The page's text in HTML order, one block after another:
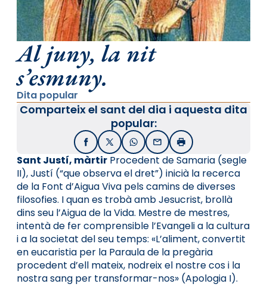
Al juny, la nit
s’esmuny.
Dita popular
Comparteix el sant del dia i aquesta dita
popular:
FacebookX / TwitterWhatsApp
EmailImprimir
Sant Justí, màrtir Procedent de Samaria (segle
II), Justí (“que observa el dret”) inicià la recerca
de la Font d’Aigua Viva pels camins de diverses
filosofies. I quan es trobà amb Jesucrist, brollà
dins seu l’Aigua de la Vida. Mestre de mestres,
intentà de fer comprensible l’Evangeli a la cultura
i a la societat del seu temps: «L’aliment, convertit
en eucaristia per la Paraula de la pregària
procedent d’ell mateix, nodreix el nostre cos i la
nostra sang per transformar-nos» (Apologia I).